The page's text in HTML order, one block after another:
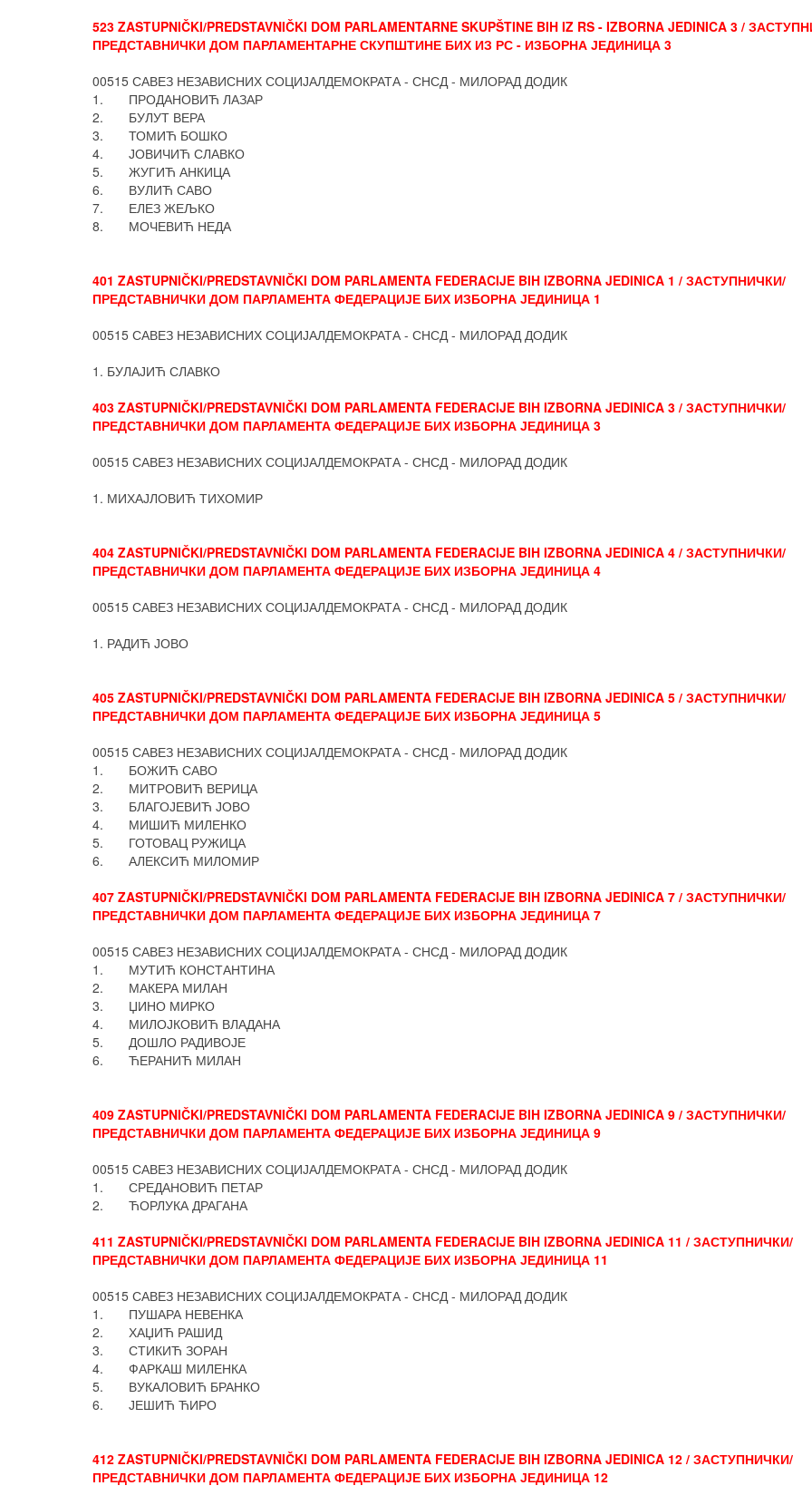
523 ZASTUPNIČKI/PREDSTAVNIČKI DOM PARLAMENTARNE SKUPŠTINE BIH IZ RS - IZBORNA JEDINICA 3 /
ПРЕДСТАВНИЧКИ ДОМ ПАРЛАМЕНТАРНЕ СКУПШТИНЕ БИХ ИЗ РС - ИЗБОРНА ЈЕДИНИЦА 3
00515 САВЕЗ НЕЗАВИСНИХ СОЦИЈАЛДЕМОКРАТА - СНСД - МИЛОРАД ДОДИК
1. ПРОДАНОВИЋ ЛАЗАР
2. БУЛУТ ВЕРА
3. ТОМИЋ БОШКО
4. ЈОВИЧИЋ СЛАВКО
5. ЖУГИЋ АНКИЦА
6. ВУЛИЋ САВО
7. ЕЛЕЗ ЖЕЉКО
8. МОЧЕВИЋ НЕДА
401 ZASTUPNIČKI/PREDSTAVNIČKI DOM PARLAMENTA FEDERACIJE BIH IZBORNA JEDINICA 1 / ЗАСТУПНИЧКИ/
ПРЕДСТАВНИЧКИ ДОМ ПАРЛАМЕНТА ФЕДЕРАЦИЈЕ БИХ ИЗБОРНА ЈЕДИНИЦА 1
00515 САВЕЗ НЕЗАВИСНИХ СОЦИЈАЛДЕМОКРАТА - СНСД - МИЛОРАД ДОДИК
1. БУЛАЈИЋ СЛАВКО
403 ZASTUPNIČKI/PREDSTAVNIČKI DOM PARLAMENTA FEDERACIJE BIH IZBORNA JEDINICA 3 / ЗАСТУПНИЧКИ/
ПРЕДСТАВНИЧКИ ДОМ ПАРЛАМЕНТА ФЕДЕРАЦИЈЕ БИХ ИЗБОРНА ЈЕДИНИЦА 3
00515 САВЕЗ НЕЗАВИСНИХ СОЦИЈАЛДЕМОКРАТА - СНСД - МИЛОРАД ДОДИК
1. МИХАЈЛОВИЋ ТИХОМИР
404 ZASTUPNIČKI/PREDSTAVNIČKI DOM PARLAMENTA FEDERACIJE BIH IZBORNA JEDINICA 4 / ЗАСТУПНИЧКИ/
ПРЕДСТАВНИЧКИ ДОМ ПАРЛАМЕНТА ФЕДЕРАЦИЈЕ БИХ ИЗБОРНА ЈЕДИНИЦА 4
00515 САВЕЗ НЕЗАВИСНИХ СОЦИЈАЛДЕМОКРАТА - СНСД - МИЛОРАД ДОДИК
1. РАДИЋ ЈОВО
405 ZASTUPNIČKI/PREDSTAVNIČKI DOM PARLAMENTA FEDERACIJE BIH IZBORNA JEDINICA 5 / ЗАСТУПНИЧКИ/
ПРЕДСТАВНИЧКИ ДОМ ПАРЛАМЕНТА ФЕДЕРАЦИЈЕ БИХ ИЗБОРНА ЈЕДИНИЦА 5
00515 САВЕЗ НЕЗАВИСНИХ СОЦИЈАЛДЕМОКРАТА - СНСД - МИЛОРАД ДОДИК
1. БОЖИЋ САВО
2. МИТРОВИЋ ВЕРИЦА
3. БЛАГОЈЕВИЋ ЈОВО
4. МИШИЋ МИЛЕНКО
5. ГОТОВАЦ РУЖИЦА
6. АЛЕКСИЋ МИЛОМИР
407 ZASTUPNIČKI/PREDSTAVNIČKI DOM PARLAMENTA FEDERACIJE BIH IZBORNA JEDINICA 7 / ЗАСТУПНИЧКИ/
ПРЕДСТАВНИЧКИ ДОМ ПАРЛАМЕНТА ФЕДЕРАЦИЈЕ БИХ ИЗБОРНА ЈЕДИНИЦА 7
00515 САВЕЗ НЕЗАВИСНИХ СОЦИЈАЛДЕМОКРАТА - СНСД - МИЛОРАД ДОДИК
1. МУТИЋ КОНСТАНТИНА
2. МАКЕРА МИЛАН
3. ЏИНО МИРКО
4. МИЛОЈКОВИЋ ВЛАДАНА
5. ДОШЛО РАДИВОЈЕ
6. ЋЕРАНИЋ МИЛАН
409 ZASTUPNIČKI/PREDSTAVNIČKI DOM PARLAMENTA FEDERACIJE BIH IZBORNA JEDINICA 9 / ЗАСТУПНИЧКИ/
ПРЕДСТАВНИЧКИ ДОМ ПАРЛАМЕНТА ФЕДЕРАЦИЈЕ БИХ ИЗБОРНА ЈЕДИНИЦА 9
00515 САВЕЗ НЕЗАВИСНИХ СОЦИЈАЛДЕМОКРАТА - СНСД - МИЛОРАД ДОДИК
1. СРЕДАНОВИЋ ПЕТАР
2. ЋОРЛУКА ДРАГАНА
411 ZASTUPNIČKI/PREDSTAVNIČKI DOM PARLAMENTA FEDERACIJE BIH IZBORNA JEDINICA 11 / ЗАСТУПНИЧКИ/
ПРЕДСТАВНИЧКИ ДОМ ПАРЛАМЕНТА ФЕДЕРАЦИЈЕ БИХ ИЗБОРНА ЈЕДИНИЦА 11
00515 САВЕЗ НЕЗАВИСНИХ СОЦИЈАЛДЕМОКРАТА - СНСД - МИЛОРАД ДОДИК
1. ПУШАРА НЕВЕНКА
2. ХАЏИЋ РАШИД
3. СТИКИЋ ЗОРАН
4. ФАРКАШ МИЛЕНКА
5. ВУКАЛОВИЋ БРАНКО
6. ЈЕШИЋ ЋИРО
412 ZASTUPNIČKI/PREDSTAVNIČKI DOM PARLAMENTA FEDERACIJE BIH IZBORNA JEDINICA 12 / ЗАСТУПНИЧКИ/
ПРЕДСТАВНИЧКИ ДОМ ПАРЛАМЕНТА ФЕДЕРАЦИЈЕ БИХ ИЗБОРНА ЈЕДИНИЦА 12